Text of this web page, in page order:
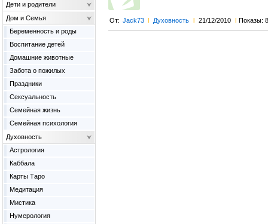
От: Jack73 l Духовность l 21/12/2010 l Показы:
Дети и родители
Дом и Семья
Беременность и роды
Воспитание детей
Домашние животные
Забота о пожилых
Праздники
Сексуальность
Семейная жизнь
Семейная психология
Духовность
Астрология
Каббала
Карты Таро
Медитация
Мистика
Нумерология